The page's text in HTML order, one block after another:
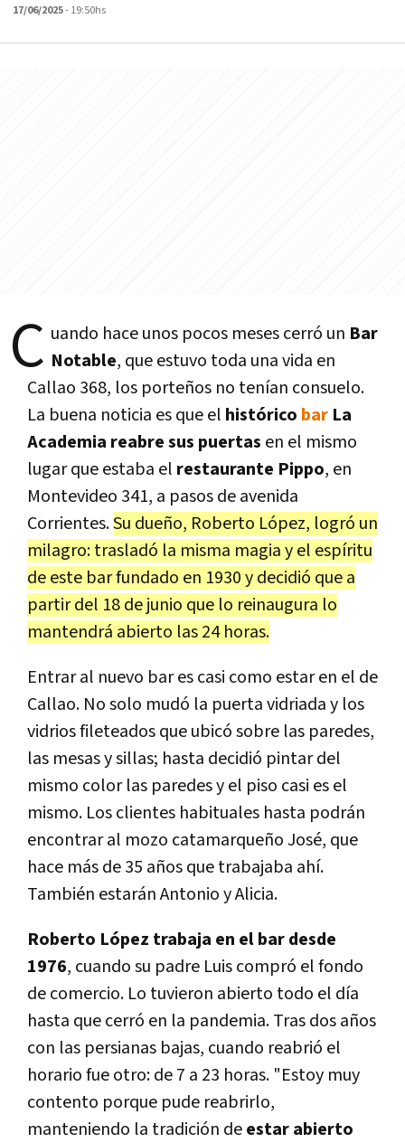
17/06/2025- 19:50hs
C uando hace unos pocos meses cerró un Bar
Notable, que estuvo toda una vida en
Callao 368, los porteños no tenían consuelo.
La buena noticia es que el histórico bar La
Academia reabre sus puertas en el mismo
lugar que estaba el restaurante Pippo, en
Montevideo 341, a pasos de avenida
Corrientes.Su dueño, Roberto López, logró un
milagro: trasladó la misma magia y el espíritu
de este bar fundado en 1930 y decidió que a
partir del 18 de junio que lo reinaugura lo
mantendrá abierto las 24 horas.
Entrar al nuevo bar es casi como estar en el de
Callao. No solo mudó la puerta vidriada y los
vidrios fileteados que ubicó sobre las paredes,
las mesas y sillas; hasta decidió pintar del
mismo color las paredes y el piso casi es el
mismo. Los clientes habituales hasta podrán
encontrar al mozo catamarqueño José, que
hace más de 35 años que trabajaba ahí.
También estarán Antonio y Alicia.
Roberto López trabaja en el bar desde
1976, cuando su padre Luis compró el fondo
de comercio. Lo tuvieron abierto todo el día
hasta que cerró en la pandemia. Tras dos años
con las persianas bajas, cuando reabrió el
horario fue otro: de 7 a 23 horas. "Estoy muy
contento porque pude reabrirlo,
manteniendo la tradición deestar abierto